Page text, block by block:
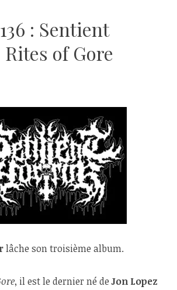
: Sentient
of Gore
lâche son troisième album.
, il est le dernier né deJon Lopez